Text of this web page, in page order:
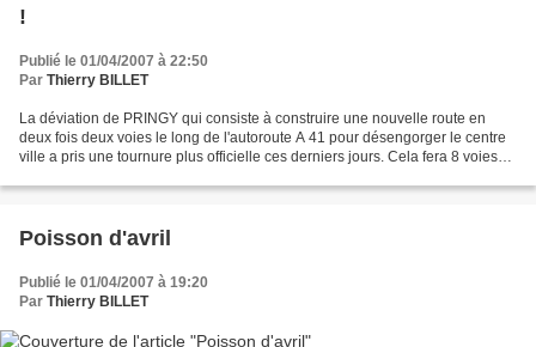
!
Publié le 01/04/2007 à 22:50
Par Thierry BILLET
La déviation de PRINGY qui consiste à construire une nouvelle route en
deux fois deux voies le long de l'autoroute A 41 pour désengorger le centre
ville a pris une tournure plus officielle ces derniers jours. Cela fera 8 voies
Poisson d'avril
Publié le 01/04/2007 à 19:20
Par Thierry BILLET